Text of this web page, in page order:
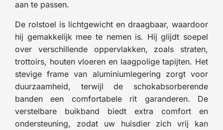
aan te passen.
De rolstoel is lichtgewicht en draagbaar, waardoor
hij gemakkelijk mee te nemen is. Hij glijdt soepel
over verschillende oppervlakken, zoals straten,
trottoirs, houten vloeren en laagpolige tapijten. Het
stevige frame van aluminiumlegering zorgt voor
duurzaamheid, terwijl de schokabsorberende
banden een comfortabele rit garanderen. De
verstelbare buikband biedt extra comfort en
ondersteuning, zodat uw huisdier zich vrij kan